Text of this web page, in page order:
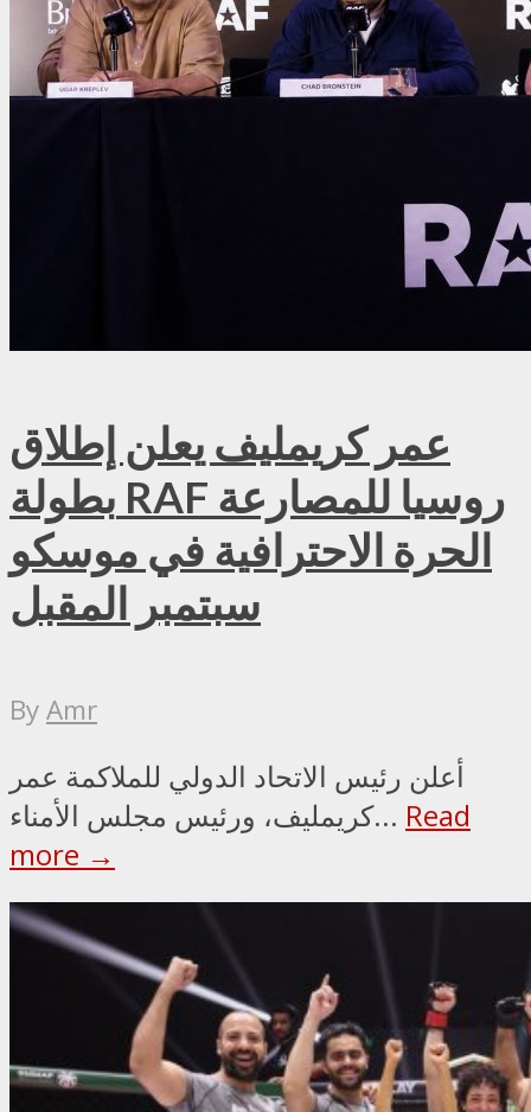
عمر كريمليف يعلن إطلاق
بطولة RAF روسيا للمصارعة
الحرة الاحترافية في موسكو
سبتمبر المقبل
ByAmr
أعلن رئيس الاتحاد الدولي للملاكمة عمر
كريمليف، ورئيس مجلس الأمناء... Read
more →